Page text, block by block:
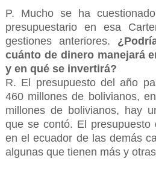
P. Mucho se ha
presupuestario en esa
gestiones anteriores.
cuánto de dinero manejará
y en qué se invertirá?
R. El presupuesto del año
460 millones de bolivianos,
millones de bolivianos, hay
que se contó. El presupuesto
en el ecuador de las demás
algunas que tienen más y